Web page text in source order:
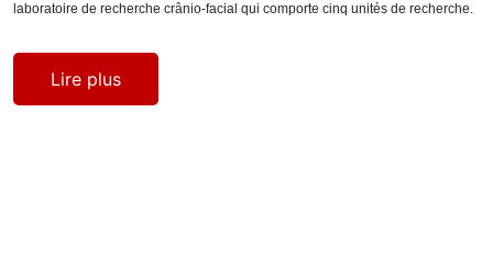
laboratoire de recherche crânio-facial qui comporte cinq unités de recherche.
Lire plus